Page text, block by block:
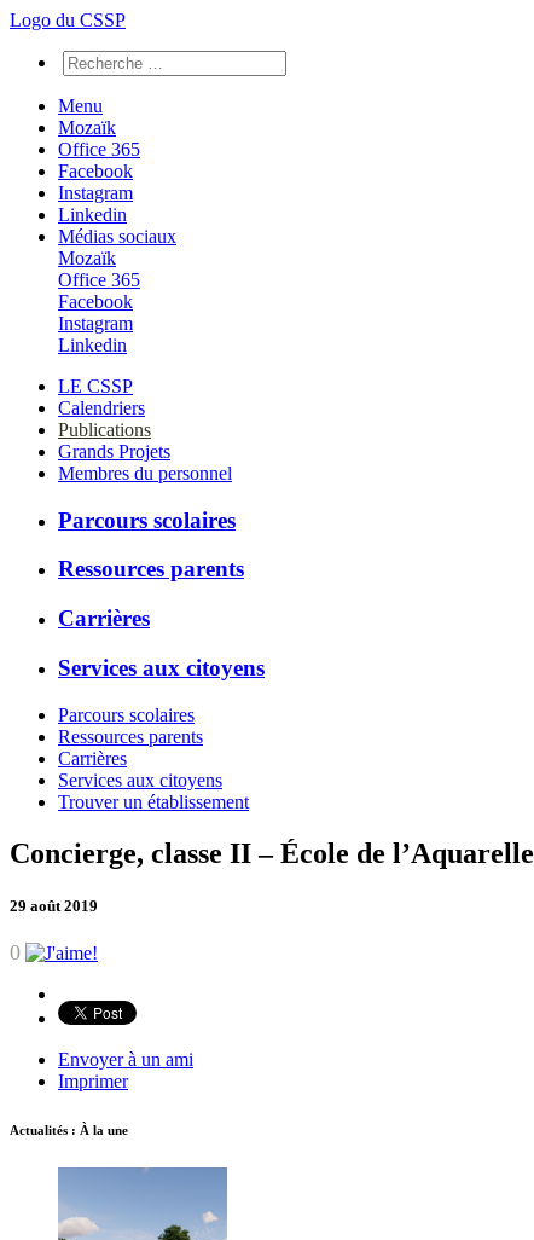
Logo du CSSP
Menu
Mozaïk
Office 365
Facebook
Instagram
Linkedin
Médias sociaux
Mozaïk
Office 365
Facebook
Instagram
Linkedin
LE CSSP
Calendriers
Publications
Grands Projets
Membres du personnel
Parcours scolaires
Ressources parents
Carrières
Services aux citoyens
Parcours scolaires
Ressources parents
Carrières
Services aux citoyens
Trouver un établissement
Concierge, classe II – École de l’Aquarelle
29 août 2019
0
Envoyer à un ami
Imprimer
Actualités : À la une